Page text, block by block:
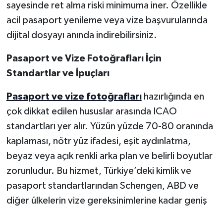
sayesinde ret alma riski minimuma iner. Özellikle
acil pasaport yenileme veya vize başvurularında
dijital dosyayı anında indirebilirsiniz.
Pasaport ve Vize Fotoğrafları İçin
Standartlar ve İpuçları
Pasaport ve vize fotoğraflarıhazırlığında en
çok dikkat edilen hususlar arasında ICAO
standartları yer alır. Yüzün yüzde 70-80 oranında
kaplaması, nötr yüz ifadesi, eşit aydınlatma,
beyaz veya açık renkli arka plan ve belirli boyutlar
zorunludur. Bu hizmet, Türkiye’deki kimlik ve
pasaport standartlarından Schengen, ABD ve
diğer ülkelerin vize gereksinimlerine kadar geniş